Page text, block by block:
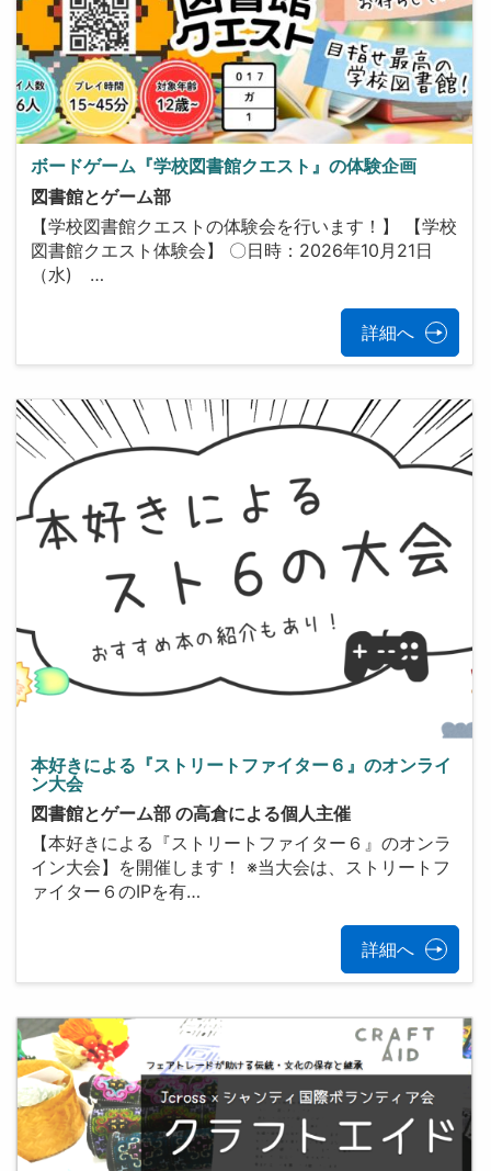
ボードゲーム『学校図書館クエスト』の体験企画
図書館とゲーム部
【学校図書館クエストの体験会を行います！】 【学校
図書館クエスト体験会】 〇日時：2026年10月21日
（水) …
詳細へ
本好きによる『ストリートファイター６』のオンライ
ン大会
図書館とゲーム部 の高倉による個人主催
【本好きによる『ストリートファイター６』のオンラ
イン大会】を開催します！ ※当大会は、ストリートフ
ァイター６のIPを有…
詳細へ